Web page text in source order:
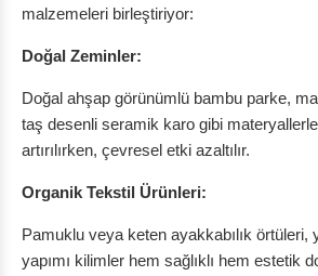
malzemeleri birleştiriyor:
Doğal Zeminler:
Doğal ahşap görünümlü bambu parke,
taş desenli seramik karo gibi
artırılırken, çevresel etki azaltılır.
Organik Tekstil Ürünleri:
Pamuklu veya keten ayakkabılık örtüleri,
yapımı kilimler hem sağlıklı hem estetik